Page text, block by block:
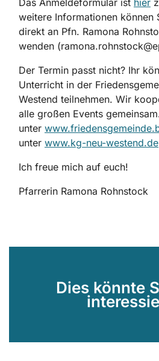
Das Anmeldeformular ist hier
weitere Informationen können
direkt an Pfn. Ramona
wenden
Der Termin passt nicht? Ihr
Unterricht in der
Westend teilnehmen. Wir
alle großen Events
unter
unter www.kg-neu-westend.de
Ich freue mich auf euch!
Pfarrerin Ramona Rohnstock
Dies könnte